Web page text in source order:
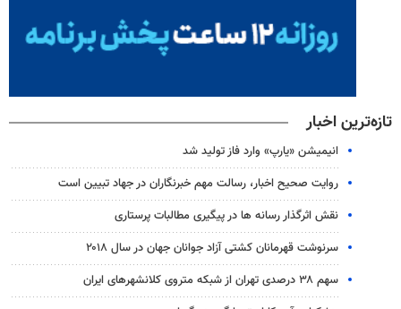
تازه‌ترین اخبار
انیمیشن «یارپ» وارد فاز تولید شد
روایت صحیح اخبار، رسالت مهم خبرنگاران در جهاد تبیین است
نقش اثرگذار رسانه ها در پیگیری مطالبات پرستاری
سرنوشت قهرمانان کشتی آزاد جوانان جهان در سال ۲۰۱۸
سهم ۳۸ درصدی تهران از شبکه متروی کلانشهرهای ایران